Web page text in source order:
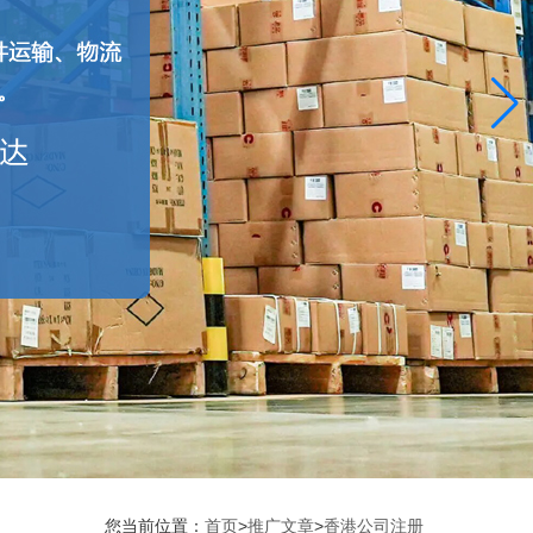
您当前位置： 首页>推广文章>香港公司注册